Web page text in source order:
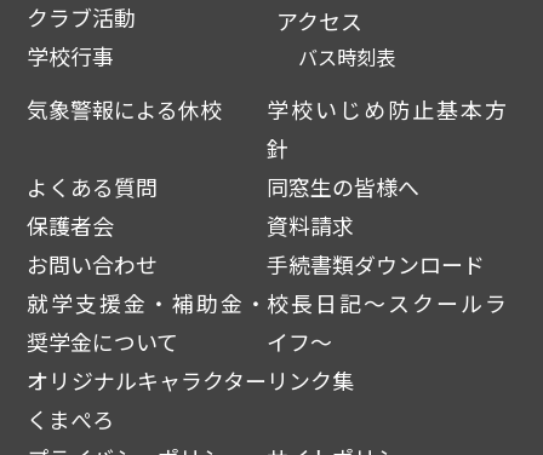
クラブ活動
学校行事
アクセス
バス時刻表
気象警報による休校
学校いじめ防止基本方
針
よくある質問
同窓生の皆様へ
保護者会
資料請求
お問い合わせ
手続書類ダウンロード
就学支援金・補助金・
奨学金について
校長日記～スクールラ
イフ～
オリジナルキャラクター
くまぺろ
リンク集